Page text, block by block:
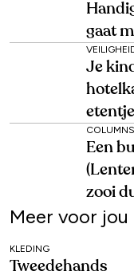
gaat
Je
Een
zooi
Meer voor jou
KLEDING
Tweedehands